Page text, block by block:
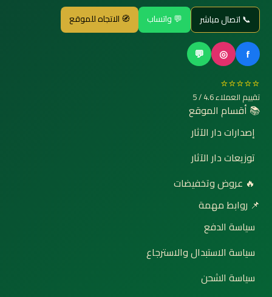
📞 اتصال مباشر 💬 واتساب 🧭 الاتجاه للموقع
f
◎
💬
⭐⭐⭐⭐⭐
تقييم العملاء 4.6 / 5
📚 أقسام الموقع
إصدارات دار الآثار
توزيعات دار الآثار
🔥 عروض وتخفيضات
📌 روابط مهمة
سياسة الدفع
سياسة الاستبدال والاسترجاع
سياسة الشحن